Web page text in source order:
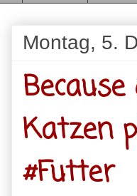
Montag, 5.
Katzen
#Futter